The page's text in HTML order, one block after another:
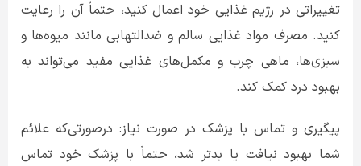
تغییراتی در رژیم غذایی خود اعمال کنید، حتماً آن را رعایت
کنید. مصرف مواد غذایی سالم و ضدالتهابی مانند میوه‌ها و
سبزی‌ها، ماهی چرب و مکمل‌های غذایی مفید می‌تواند به
بهبود درد کمک کند.
پیگیری و تماس با پزشک در صورت نیاز: درصورتی‌که علائم
شما بهبود نیافت یا بدتر شد، حتماً با پزشک خود تماس